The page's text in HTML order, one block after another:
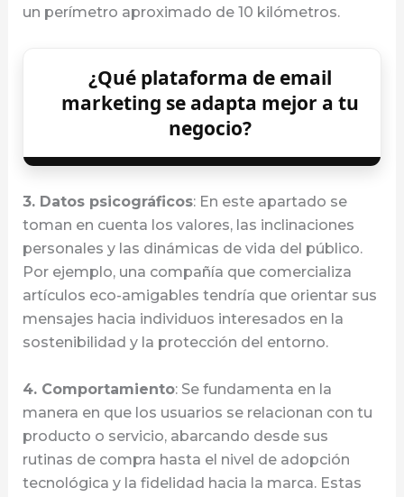
un perímetro aproximado de 10 kilómetros.
¿Qué plataforma de email
marketing se adapta mejor a tu
negocio?
3. Datos psicográficos: En este apartado se
toman en cuenta los valores, las inclinaciones
personales y las dinámicas de vida del público.
Por ejemplo, una compañía que comercializa
artículos eco-amigables tendría que orientar sus
mensajes hacia individuos interesados en la
sostenibilidad y la protección del entorno.
4. Comportamiento: Se fundamenta en la
manera en que los usuarios se relacionan con tu
producto o servicio, abarcando desde sus
rutinas de compra hasta el nivel de adopción
tecnológica y la fidelidad hacia la marca. Estas